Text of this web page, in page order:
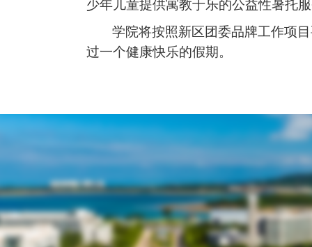
少年儿童提供寓教于乐的公益性暑托
学院将按照新区团委品牌工作项
过一个健康快乐的假期。